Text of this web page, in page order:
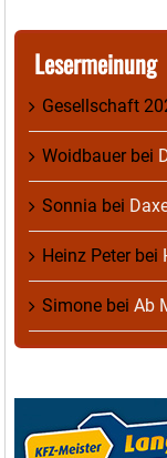
Lesermeinung
Gesellschaft
Woidbauerbei
Sonnia bei
Heinz Peterbei
Simone bei Ab